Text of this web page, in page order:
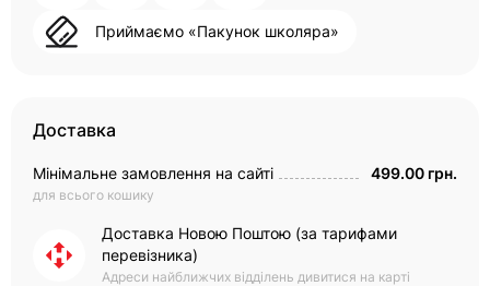
Приймаємо «Пакунок школяра»
Доставка
Мінімальне замовлення на сайті
для всього кошику
499.00 грн.
Доставка Новою Поштою (за тарифами
перевізника)
Адреси найближчих відділень дивитися на карті